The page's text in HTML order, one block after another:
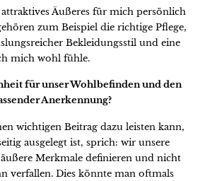
attraktives Äußeres für mich persönlich
zum Beispiel die richtige Pflege,
Bekleidungsstil und eine
mich wohl fühle.
für unser Wohlbefinden und den
Anerkennung?
wichtigen Beitrag dazu leisten kann,
ausgelegt ist, sprich: wir unsere
Merkmale definieren und nicht
verfallen. Dies könnte man oftmals